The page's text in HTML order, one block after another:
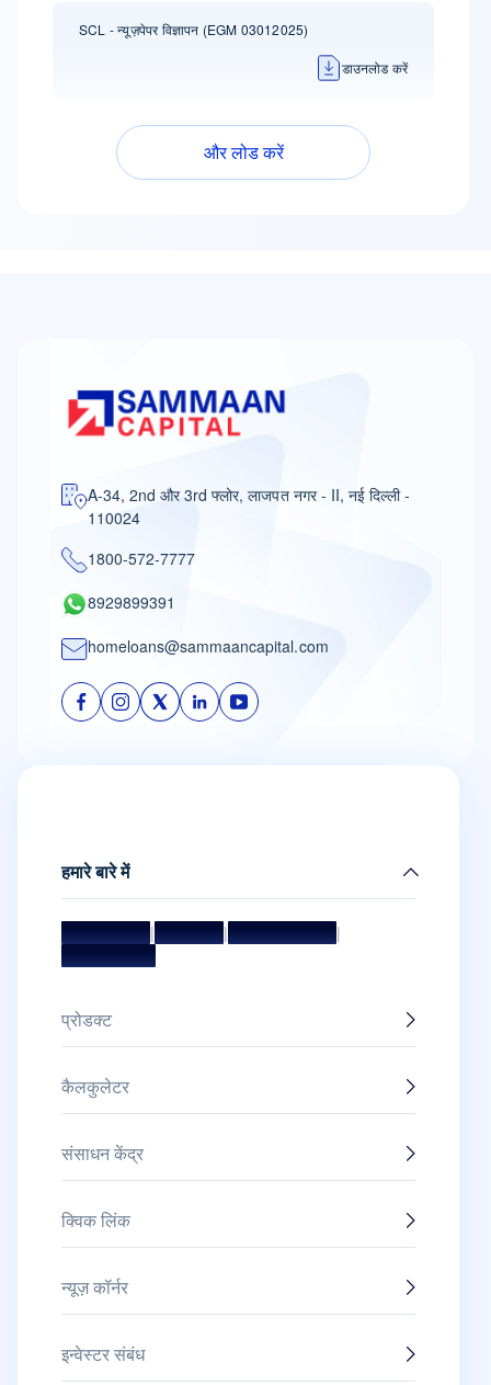
SCL - न्यूज़पेपर विज्ञापन (EGM 03012025)
डाउनलोड करें
और लोड करें
A-34, 2nd और 3rd फ्लोर, लाजपत नगर - II, नई दिल्ली -
110024
1800-572-7777
8929899391
homeloans@sammaancapital.com
हमारे बारे में
मिशन और विज़न|मैनेजमेंट टीम|बोर्ड ऑफ डायरेक्टर्स|
अवॉर्ड और सम्मान
प्रोडक्ट
कैलकुलेटर
संसाधन केंद्र
क्विक लिंक
न्यूज़ कॉर्नर
इन्वेस्टर संबंध